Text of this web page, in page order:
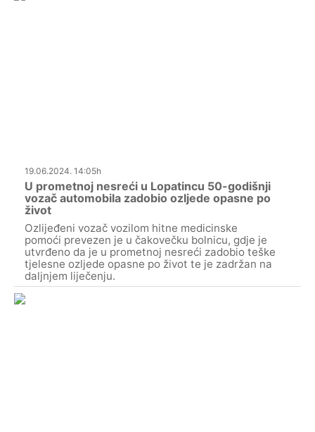
19.06.2024. 14:05h
U prometnoj nesreći u Lopatincu 50-godišnji
vozač automobila zadobio ozljede opasne po
život
Ozlijeđeni vozač vozilom hitne medicinske
pomoći prevezen je u čakovečku bolnicu, gdje je
utvrđeno da je u prometnoj nesreći zadobio teške
tjelesne ozljede opasne po život te je zadržan na
daljnjem liječenju.